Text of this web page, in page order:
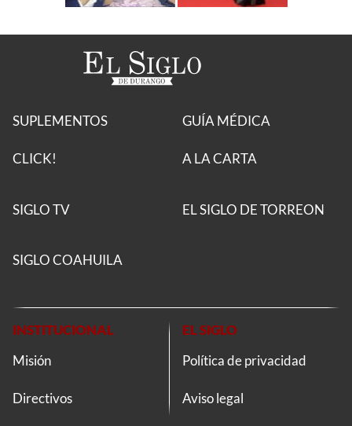
SUPLEMENTOS
CLICK!
GUÍA MÉDICA
A LA CARTA
SIGLO TV EL SIGLO DE TORREON
SIGLO COAHUILA
INSTITUCIONAL
Misión
Directivos
EL SIGLO
Política de privacidad
Aviso legal